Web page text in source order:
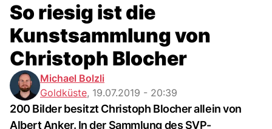
So riesig ist die
Kunstsammlung von
Christoph Blocher
Michael Bolzli
Goldküste, 19.07.2019 - 20:39
200 Bilder besitzt Christoph Blocher allein von
Albert Anker. In der Sammlung des SVP-